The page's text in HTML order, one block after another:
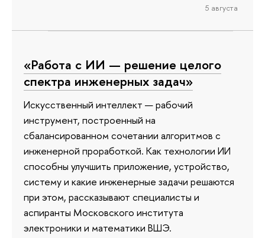
5 августа
«Работа с ИИ — решение целого
спектра инженерных задач»
Искусственный интеллект — рабочий
инструмент, построенный на
сбалансированном сочетании алгоритмов с
инженерной проработкой. Как технологии ИИ
способны улучшить приложение, устройство,
систему и какие инженерные задачи решаются
при этом, рассказывают специалисты и
аспиранты Московского института
электроники и математики ВШЭ.